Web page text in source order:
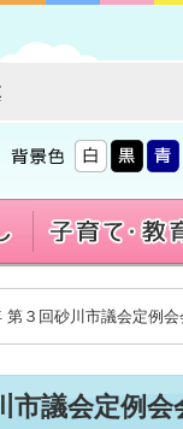
第３回砂川市議会定例会
市議会定例会